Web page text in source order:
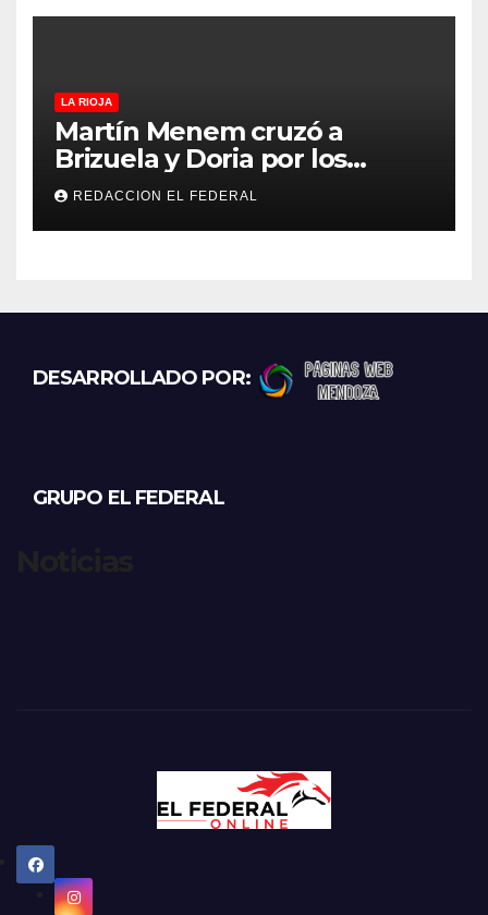
LA RIOJA
Martín Menem cruzó a
Brizuela y Doria por los
incendios en Guanchín:
“Miente descaradamente”
REDACCION EL FEDERAL
DESARROLLADO POR:
GRUPO EL FEDERAL